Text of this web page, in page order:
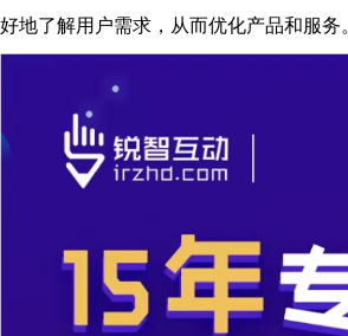
好地了解用户需求，从而优化产品和服务。